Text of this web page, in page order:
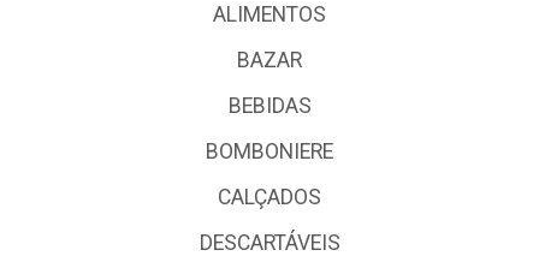
ALIMENTOS
BAZAR
BEBIDAS
BOMBONIERE
CALÇADOS
DESCARTÁVEIS